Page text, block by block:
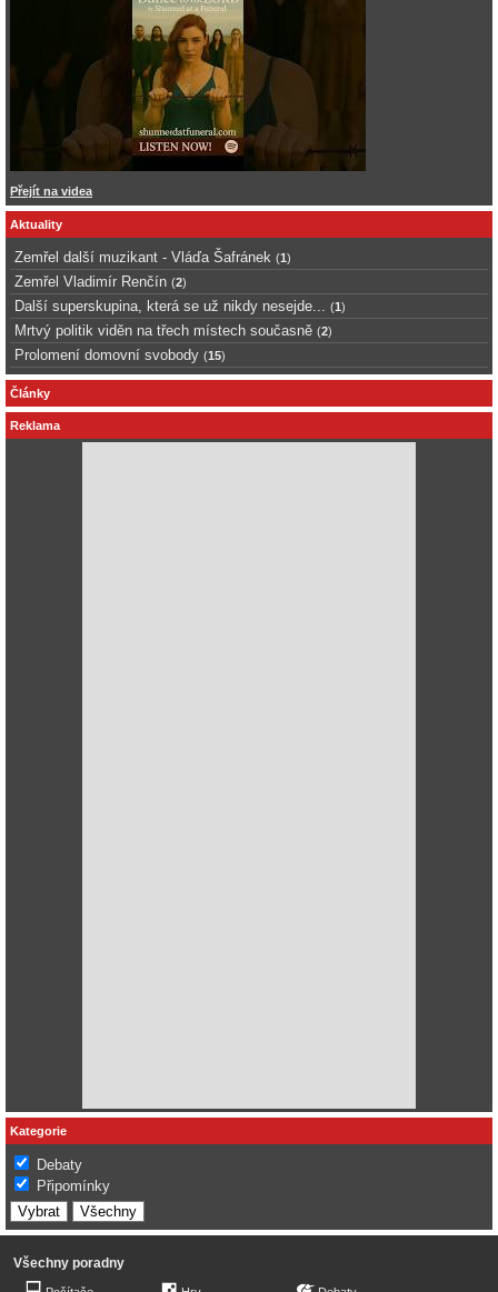
Přejít na videa
Aktuality
Zemřel další muzikant - Vláďa Šafránek (1)
Zemřel Vladimír Renčín (2)
Další superskupina, která se už nikdy nesejde... (1)
Mrtvý politik viděn na třech místech současně (2)
Prolomení domovní svobody (15)
Články
Reklama
Kategorie
Debaty
Připomínky
Všechny poradny